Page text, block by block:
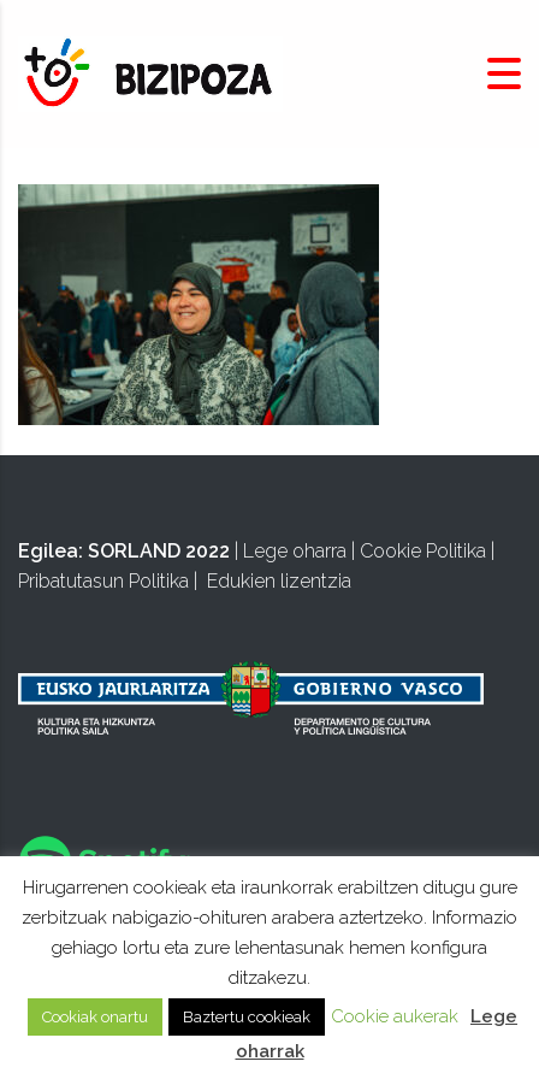
Egilea: SORLAND 2022 Lege oharra Cookie Politika
Pribatutasun Politika
Edukien lizentzia
Hirugarrenen cookieak eta iraunkorrak erabiltzen ditugu gure
zerbitzuak nabigazio-ohituren arabera aztertzeko. Informazio
gehiago lortu eta zure lehentasunak hemen konfigura
ditzakezu.
Cookiak onartu Baztertu cookieak Cookie aukerak
Lege
oharrak